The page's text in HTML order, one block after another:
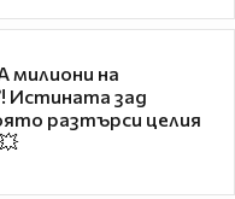
милиони на
Истината зад
разтърси целия